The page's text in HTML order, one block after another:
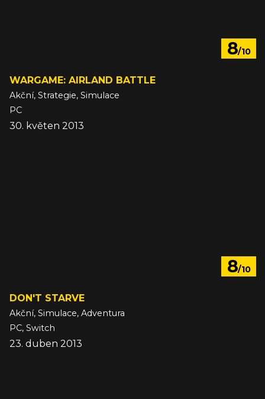
8/10
WARGAME: AIRLAND BATTLE
Akční, Strategie, Simulace
PC
30. květen 2013
8/10
DON'T STARVE
Akční, Simulace, Adventura
PC, Switch
23. duben 2013